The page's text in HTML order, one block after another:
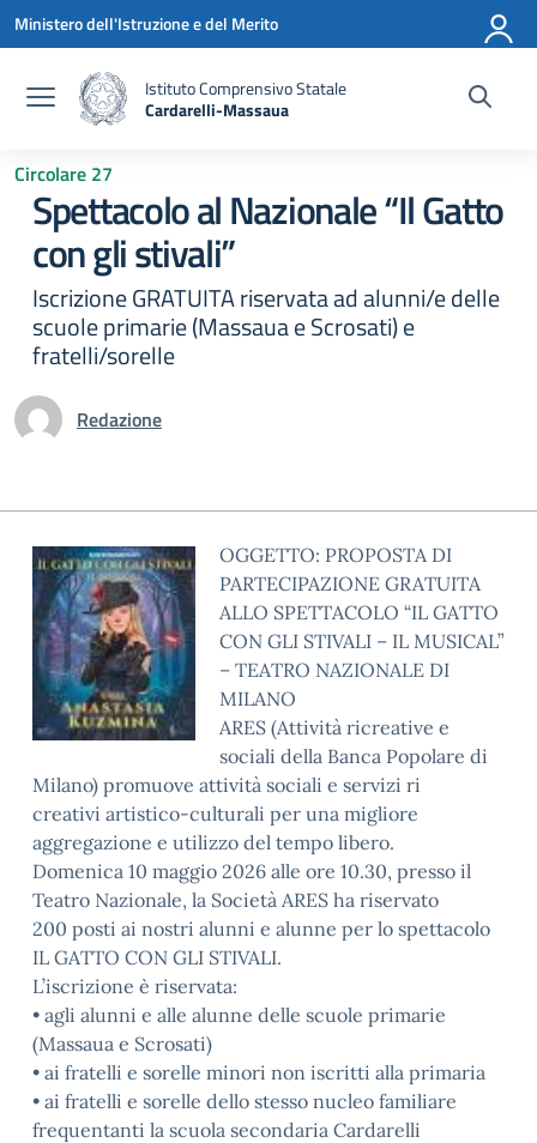
Vai ai contenuti
Vai al menu di navigazione
Vai al footer
Ministero dell'Istruzione e del Merito
Istituto Comprensivo Statale
Cardarelli-Massaua
Circolare 27
Spettacolo al Nazionale “Il Gatto
con gli stivali”
Iscrizione GRATUITA riservata ad alunni/e delle
scuole primarie (Massaua e Scrosati) e
fratelli/sorelle
Redazione
OGGETTO: PROPOSTA DI
PARTECIPAZIONE GRATUITA
ALLO SPETTACOLO “IL GATTO
CON GLI STIVALI – IL MUSICAL”
– TEATRO NAZIONALE DI
MILANO
ARES (Attività ricreative e
sociali della Banca Popolare di
Milano) promuove attività sociali e servizi ri
creativi artistico-culturali per una migliore
aggregazione e utilizzo del tempo libero.
Domenica 10 maggio 2026 alle ore 10.30, presso il
Teatro Nazionale, la Società ARES ha riservato
200 posti ai nostri alunni e alunne per lo spettacolo
IL GATTO CON GLI STIVALI.
L’iscrizione è riservata:
• agli alunni e alle alunne delle scuole primarie
(Massaua e Scrosati)
• ai fratelli e sorelle minori non iscritti alla primaria
• ai fratelli e sorelle dello stesso nucleo familiare
frequentanti la scuola secondaria Cardarelli